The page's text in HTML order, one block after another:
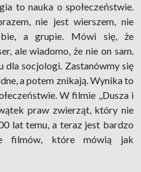
to nauka o społeczeństwie.
nie jest wierszem, nie
a grupie. Mówi się, że
ale wiadomo, że nie on sam.
dla socjologi. Zastanówmy się
a potem znikają. Wynika to
W filmie ,,Dusza i
wątek praw zwierząt, który nie
lat temu, a teraz jest bardzo
filmów, które mówią jak